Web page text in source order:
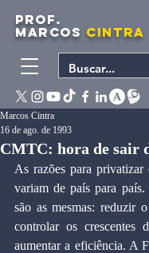
PROF.
MARCOS CINTRA
CMTC: hora de sair
Marcos Cintra
16 de ago. de 1993
As razões para privatizar
variam de país para país.
são as mesmas: reduzir
controlar os crescentes
aumentar a eficiência. A